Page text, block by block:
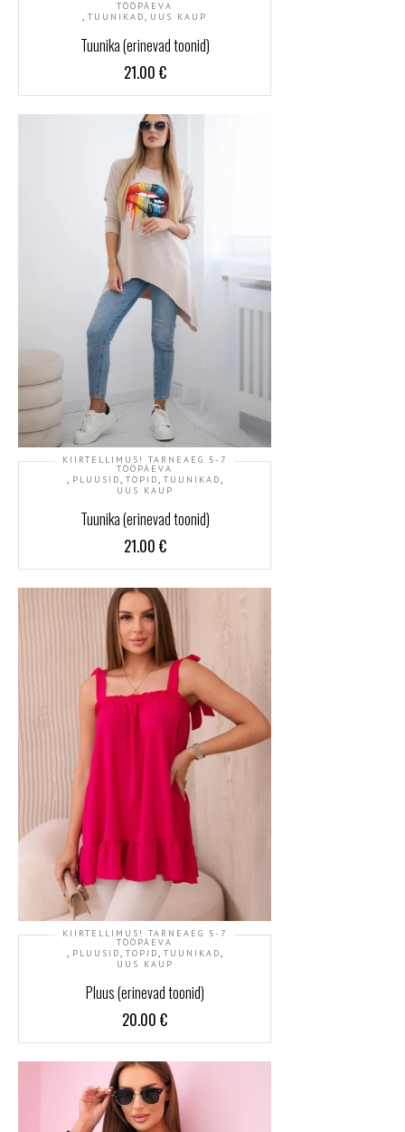
TÖÖPÄEVA
, TUUNIKAD, UUS KAUP
Tuunika (erinevad toonid)
21.00 €
KIIRTELLIMUS! TARNEAEG 5-7
TÖÖPÄEVA
, PLUUSID, TOPID, TUUNIKAD,
UUS KAUP
Tuunika (erinevad toonid)
21.00 €
KIIRTELLIMUS! TARNEAEG 5-7
TÖÖPÄEVA
, PLUUSID, TOPID, TUUNIKAD,
UUS KAUP
Pluus (erinevad toonid)
20.00 €